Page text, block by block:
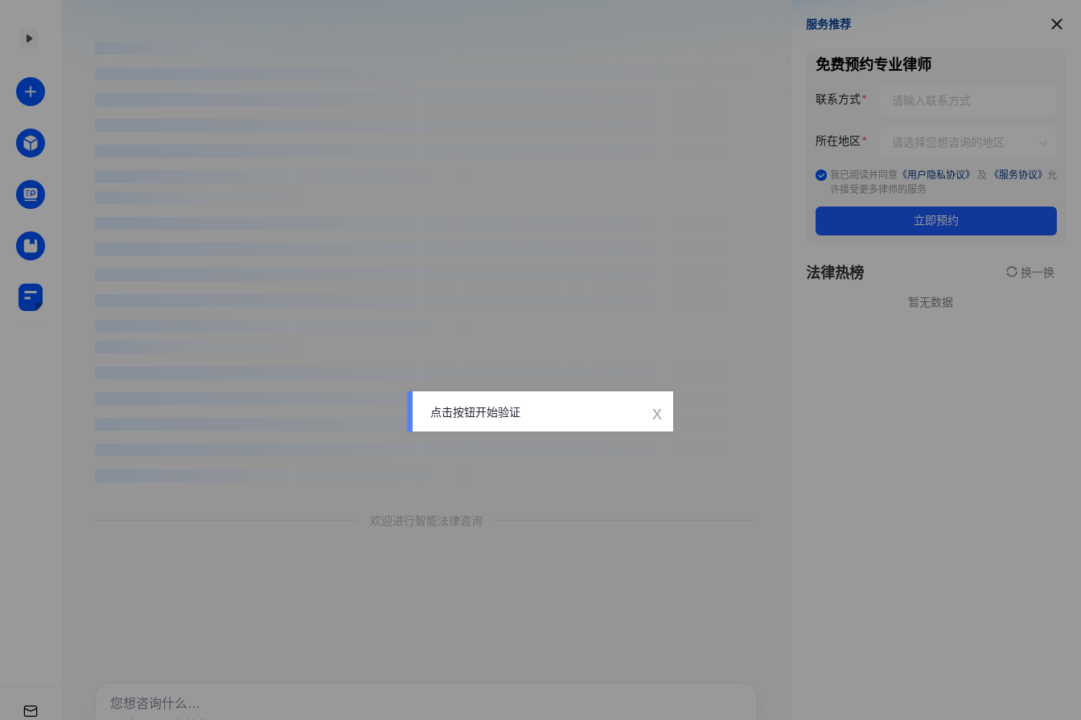
欢迎进行智能法律咨询
服务推荐
服务推荐
免费预约专业律师
联系方式
所在地区
我已阅读并同意 《用户隐私协议》 及 《服务协议》 允
许接受更多律师的服务
立即预约
法律热榜 换一换
暂无数据
点击按钮开始验证 x